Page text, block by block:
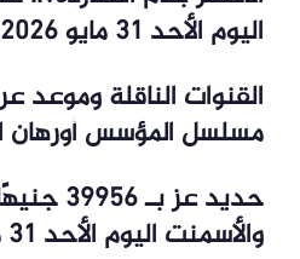
اليوم الأحد 31 مايو 2026
مسلسل المؤسس أورهان
حديد عز
والأسمنت اليوم الأحد 31 مايو 2026